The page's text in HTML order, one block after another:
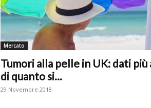
Mercato
Tumori alla pelle in UK: dati più
di quanto si...
29 Novembre 2018